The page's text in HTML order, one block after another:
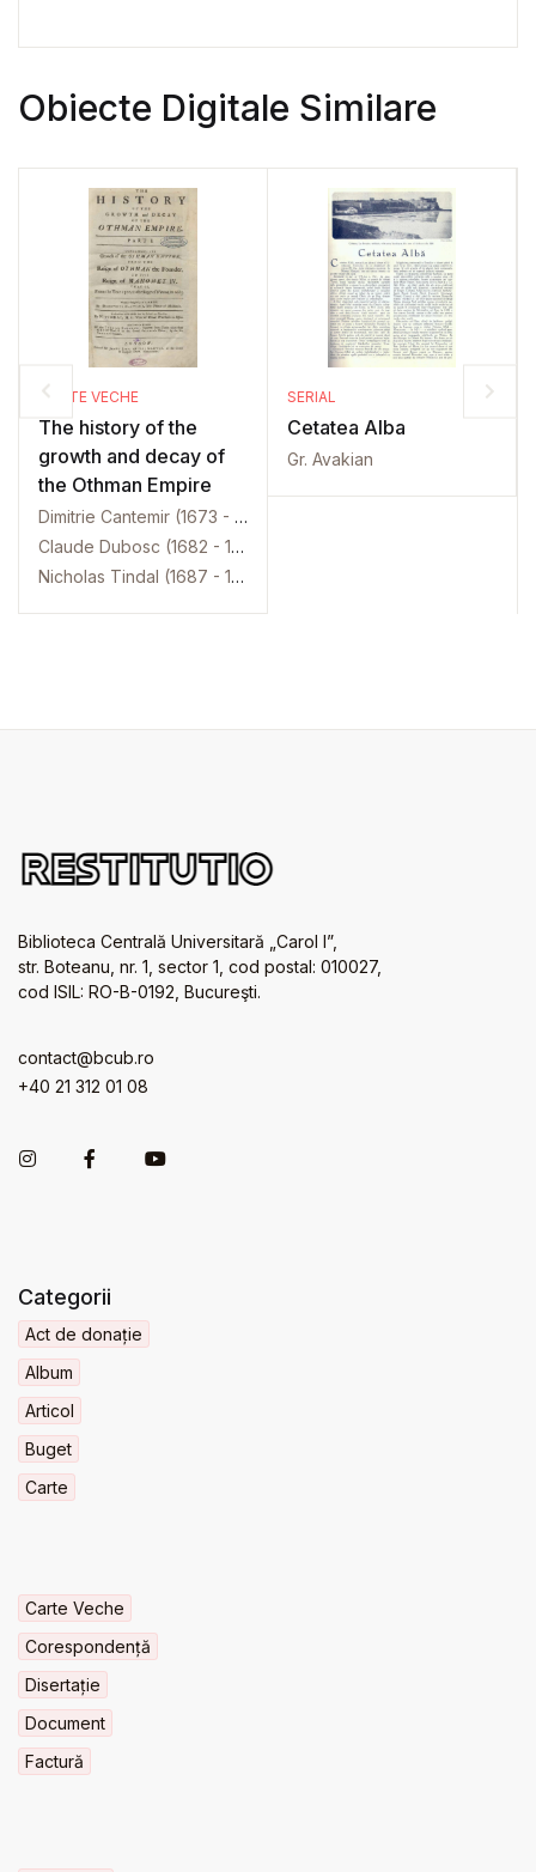
Obiecte Digitale Similare
CARTE VECHE
The history of the
growth and decay of
the Othman Empire
Dimitrie Cantemir (1673 - 1723)
Claude Dubosc (1682 - 1745)
Nicholas Tindal (1687 - 1774)
SERIAL
Cetatea Alba
Gr. Avakian
Biblioteca Centrală Universitară „Carol I”,
str. Boteanu, nr. 1, sector 1, cod postal: 010027,
cod ISIL: RO-B-0192, Bucureşti.
contact@bcub.ro
+40 21 312 01 08
Categorii
Act de donație
Album
Articol
Buget
Carte
Carte Veche
Corespondență
Disertație
Document
Factură